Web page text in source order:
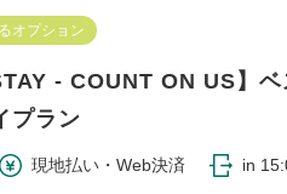
オプション
- COUNT ON US】
プラン
現地払い・Web決済 in